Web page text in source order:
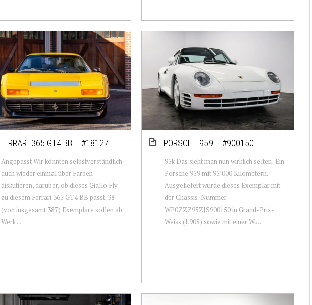
FERRARI 365 GT4 BB – #18127
Angepasst Wir könnten selbstverständlich
auch wieder einmal über Farben
diskutieren, darüber, ob dieses Giallo Fly
zu diesem Ferrari 365 GT4 BB passt. 38
(von insgesamt 387) Exemplare sollen ab
Werk ...
PORSCHE 959 – #900150
95k Das sieht man nun wirklich selten: Ein
Porsche 959 mit 95’000 Kilometern.
Ausgeliefert wurde dieses Exemplar mit
der Chassis-Nummer
WP0ZZZ95ZJS900150 in Grand-Prix-
Weiss (L908) sowie mit einer Wu...